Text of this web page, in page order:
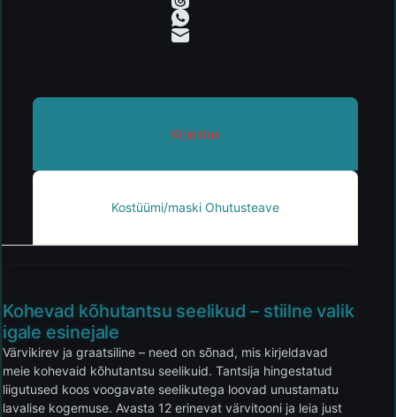
Kirjeldus
Kostüümi/maski Ohutusteave
Kohevad kõhutantsu seelikud – stiilne valik
igale esinejale
Värvikirev ja graatsiline – need on sõnad, mis kirjeldavad
meie kohevaid kõhutantsu seelikuid. Tantsija hingestatud
liigutused koos voogavate seelikutega loovad unustamatu
lavalise kogemuse. Avasta 12 erinevat värvitooni ja leia just